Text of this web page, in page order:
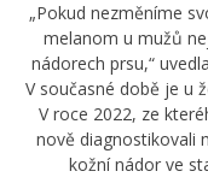
„Pokud nezměníme
melanom u mužů
nádorech prsu,“
V současné době je u
V roce 2022, ze
nově diagnostikovali
kožní nádor ve